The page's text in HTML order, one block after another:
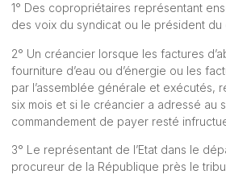
1° Des copropriétaires représentant
des voix du syndicat ou le président du
2° Un créancier lorsque les factures
fourniture d’eau ou d’énergie ou les
par l’assemblée générale et exécutés,
six mois et si le créancier a adressé au
commandement de payer resté
3° Le représentant de l’Etat dans le
procureur de la République près le